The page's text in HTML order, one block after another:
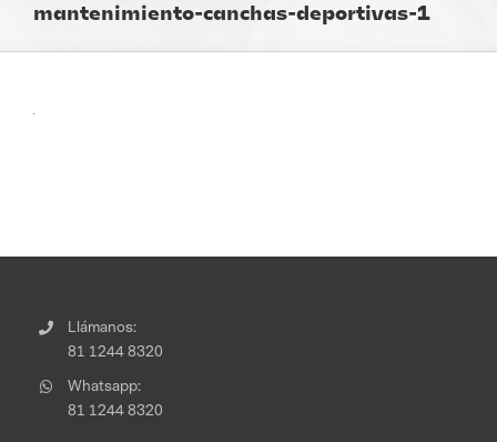
mantenimiento-canchas-deportivas-1
Llámanos:
81 1244 8320
Whatsapp:
81 1244 8320